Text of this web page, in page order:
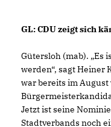
GL: CDU zeigt sich
Gütersloh (mab). „Es
werden“, sagt Heiner
war bereits im August
Jetzt ist seine
Stadtverbands noch